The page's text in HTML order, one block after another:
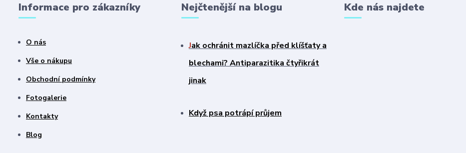
Informace pro zákazníky
O nás
Vše o nákupu
Obchodní podmínky
Fotogalerie
Kontakty
Blog
Nejčtenější na blogu
Jak ochránit mazlíčka před klíšťaty a
blechami? Antiparazitika čtyřikrát
jinak
Když psa potrápí průjem
Kde nás najdete